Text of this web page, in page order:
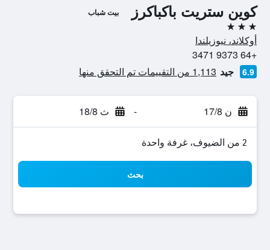
كوين ستريت باكباكرز بيت شباب
3 نجوم
أوكلاند، نيوزيلندا
+64 9373 3471
6.9 جيد 1,113 من التقييمات تم التحقق منها
ن 17/8 - ث 18/8
2 من الضيوف، غرفة واحدة
بحث